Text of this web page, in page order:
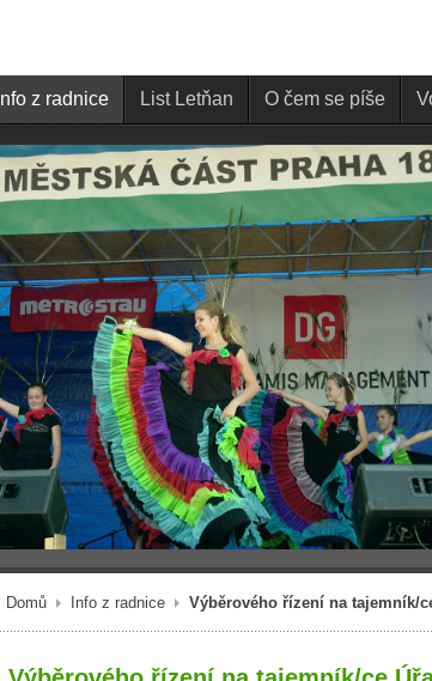
Info z radnice List Letňan O čem se píše
Domů Info z radnice Výběrového řízení na tajemník/